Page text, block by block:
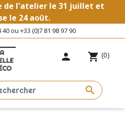
de l'atelier le 31 juillet et
le 24 août.
40 ou +33 (0)7 81 98 97 90
shopping_cart (0)

